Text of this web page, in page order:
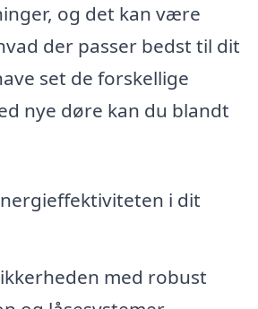
og det kan være
der passer bedst til dit
set de forskellige
nye døre kan du blandt
i dit
med robust